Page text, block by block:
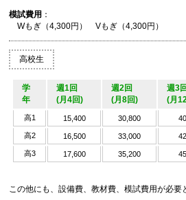
模試費用 ：
Wもぎ（4,300円） Vもぎ（4,300円）
高校生
学
年
週1回
(月4回)
週2回
(月8回)
週3
(月
高1 15,400 30,800
高2 16,500 33,000
高3 17,600 35,200
この他にも、設備費、教材費、模試費用が必要